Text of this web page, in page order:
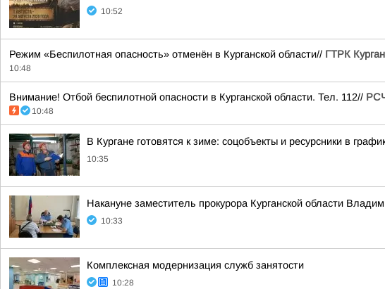
10:52
Режим «Беспилотная опасность» отменён в Курганской области// ГТРК
10:48
Внимание! Отбой беспилотной опасности в Курганской области. Тел. 112//
10:48
В Кургане готовятся к зиме: соцобъекты и ресурсники в
10:35
Накануне заместитель прокурора Курганской области
10:33
Комплексная модернизация служб занятости
10:28